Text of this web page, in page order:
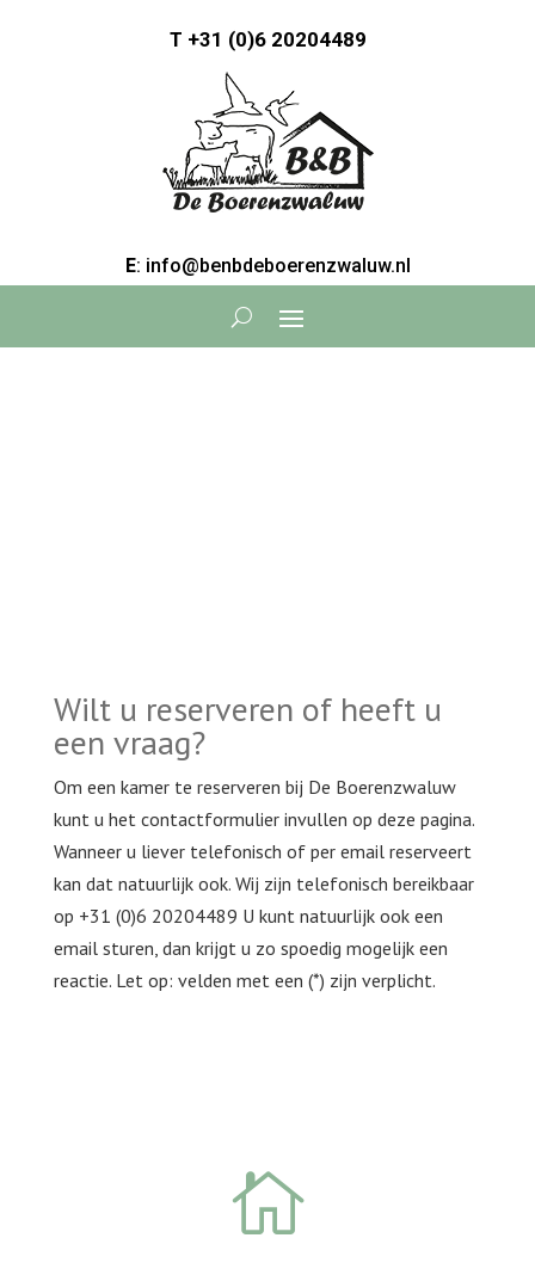
T +31 (0)6 20204489
E: info@benbdeboerenzwaluw.nl
Wilt u reserveren of heeft u
een vraag?
Om een kamer te reserveren bij De Boerenzwaluw
kunt u het contactformulier invullen op deze pagina.
Wanneer u liever telefonisch of per email reserveert
kan dat natuurlijk ook. Wij zijn telefonisch bereikbaar
op +31 (0)6 20204489 U kunt natuurlijk ook een
email sturen, dan krijgt u zo spoedig mogelijk een
reactie. Let op: velden met een (*) zijn verplicht.
